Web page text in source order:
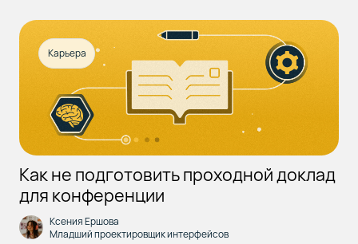
Карьера
Как не подготовить проходной доклад
для конференции
Ксения Ершова
Младший проектировщик интерфейсов